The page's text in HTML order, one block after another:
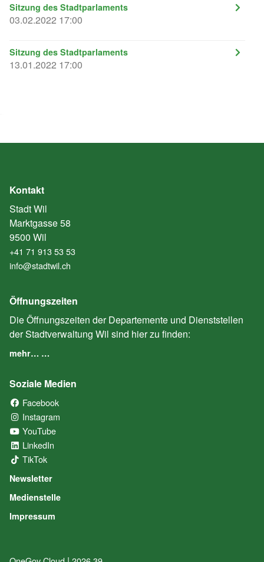
Sitzung des Stadtparlaments
03.02.2022 17:00
Sitzung des Stadtparlaments
13.01.2022 17:00
Kontakt
Stadt Wil
Marktgasse 58
9500 Wil
+41 71 913 53 53
info@stadtwil.ch
Öffnungszeiten
Die Öffnungszeiten der Departemente und Dienststellen
der Stadtverwaltung Wil sind hier zu finden:
mehr… …
Soziale Medien
Facebook
Instagram
YouTube
LinkedIn
TikTok
Newsletter
Medienstelle
Impressum